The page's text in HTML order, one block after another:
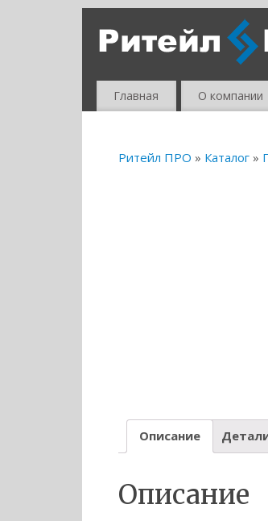
Главная О компании
Ритейл ПРО » Каталог »
Описание
Описание